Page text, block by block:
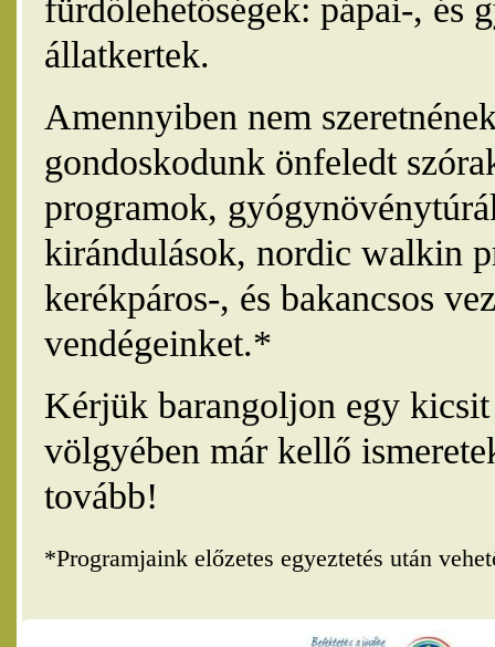
fürdőlehetőségek: pápai-, és
állatkertek.
Amennyiben nem
gondoskodunk önfeledt
programok,
kirándulások, nordic walkin
kerékpáros-, és bakancsos
vendégeinket.*
Kérjük barangoljon egy
völgyében már kellő
tovább!
*Programjaink előzetes egyeztetés után